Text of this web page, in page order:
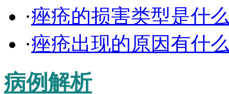
·痤疮的损害类型是什
·痤疮出现的原因有什
病例解析